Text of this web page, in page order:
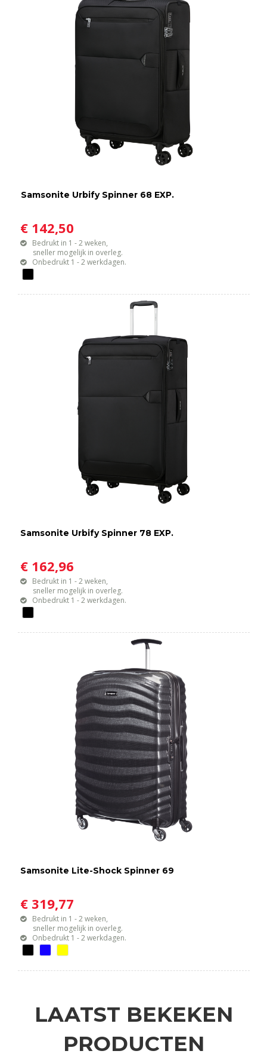
Samsonite Urbify Spinner 68 EXP.
€ 142,50
Bedrukt in 1 - 2 weken,
sneller mogelijk in overleg.
Onbedrukt 1 - 2 werkdagen.
Samsonite Urbify Spinner 78 EXP.
€ 162,96
Bedrukt in 1 - 2 weken,
sneller mogelijk in overleg.
Onbedrukt 1 - 2 werkdagen.
Samsonite Lite-Shock Spinner 69
€ 319,77
Bedrukt in 1 - 2 weken,
sneller mogelijk in overleg.
Onbedrukt 1 - 2 werkdagen.
LAATST BEKEKEN
PRODUCTEN